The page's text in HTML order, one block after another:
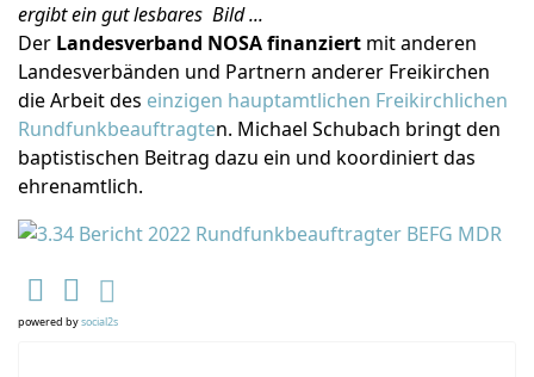
ergibt ein gut lesbares Bild ...
Der Landesverband NOSA finanziert mit anderen
Landesverbänden und Partnern anderer Freikirchen
die Arbeit des einzigen hauptamtlichen Freikirchlichen
Rundfunkbeauftragten. Michael Schubach bringt den
baptistischen Beitrag dazu ein und koordiniert das
ehrenamtlich.
powered bysocial2s